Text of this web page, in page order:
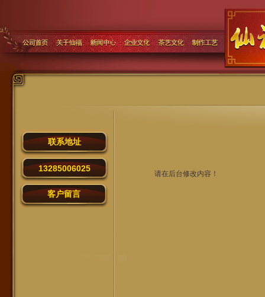
联系地址
13285006025
客户留言
请在后台修改内容！